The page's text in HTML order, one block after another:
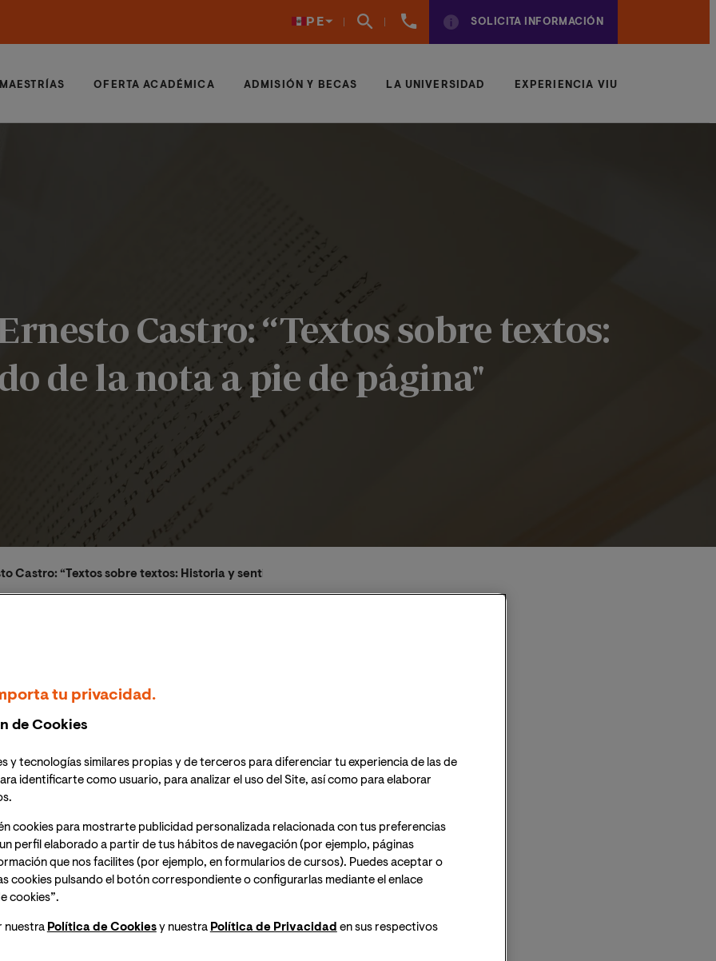
PE
961
SOLICITA INFORMACIÓN
MAESTRÍAS OFERTA ACADÉMICA ADMISIÓN Y BECAS LA UNIVERSIDAD EXPERIENCIA VIU
Castro: “Textos sobre textos:
de la nota a pie de página"
Castro: “Textos sobre textos: Historia y sentido de la nota a pie de página"
España peninsular) ;11:30h (hora Perú), tendrá
sobre textos: Historia y sentido de la nota a pie de
día del evento un enlace para acceder a la
que damos por sentado, que utilizamos
y su significado se comprendiera de un simple
respecto del texto a cuyo pie se anotan.
historia y un sentido estético, a desgranar en esta
quien actualmente está escribiendo la última
tu privacidad.
de Cookies
y tecnologías similares propias y de terceros para diferenciar tu experiencia de las de
identificarte como usuario, para analizar el uso del Site, así como para elaborar
cookies para mostrarte publicidad personalizada relacionada con tus preferencias
perfil elaborado a partir de tus hábitos de navegación (por ejemplo, páginas
que nos facilites (por ejemplo, en formularios de cursos). Puedes aceptar o
cookies pulsando el botón correspondiente o configurarlas mediante el enlace
cookies”.
nuestra Política de Cookiesy nuestra Política de Privacidad en sus respectivos